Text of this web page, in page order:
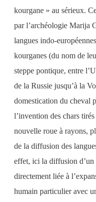
kourgane » au sérieux.
par l’archéologie Marija
langues indo-
kourganes (du nom de
steppe pontique, entre
de la Russie jusqu’à la
domestication du cheval
l’invention des chars
nouvelle roue à rayons,
de la diffusion des
effet, ici la diffusion
directement liée à
humain particulier avec